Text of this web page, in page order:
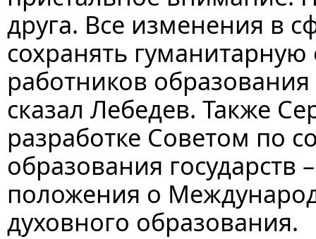
друга. Все изменения в
сохранять
работников
сказал Лебедев. Также
разработке Советом по
образования государств
положения о
духовного образования.